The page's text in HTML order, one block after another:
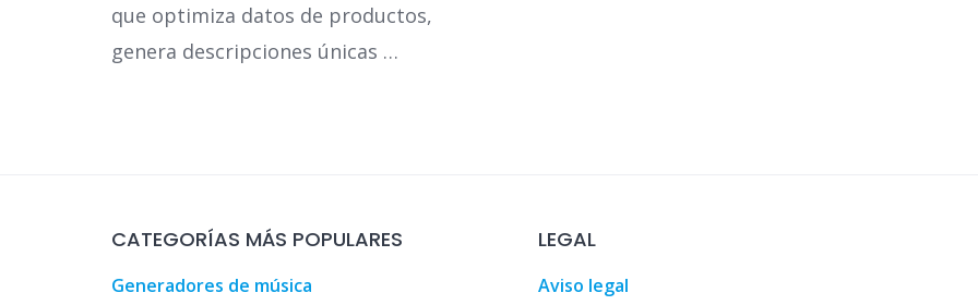
que optimiza datos de productos,
genera descripciones únicas …
CATEGORÍAS MÁS POPULARES
Generadores de música
LEGAL
Aviso legal
Guía de turismo, ocio y compra • Málaga, España